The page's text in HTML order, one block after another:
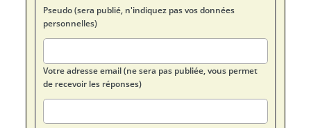
Pseudo (sera publié, n'indiquez pas vos données
personnelles)
Votre adresse email (ne sera pas publiée, vous permet
de recevoir les réponses)